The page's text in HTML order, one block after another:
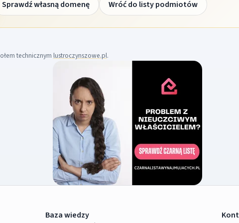
Sprawdź własną domenę Wróć do listy podmiotów
technicznym lustroczynszowe.pl.
Baza wiedzy